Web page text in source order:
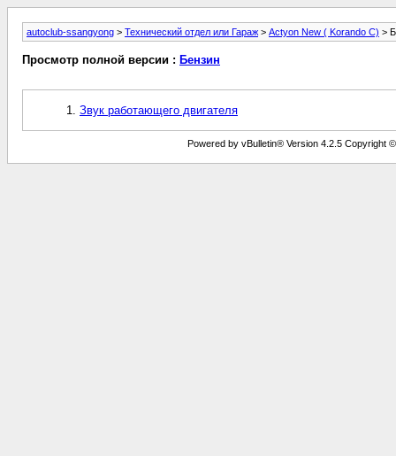
autoclub-ssangyong > Технический отдел или Гараж > Actyon New ( Korando C) >
Просмотр полной версии : Бензин
Звук работающего двигателя
Powered by vBulletin® Version 4.2.5 Copyright